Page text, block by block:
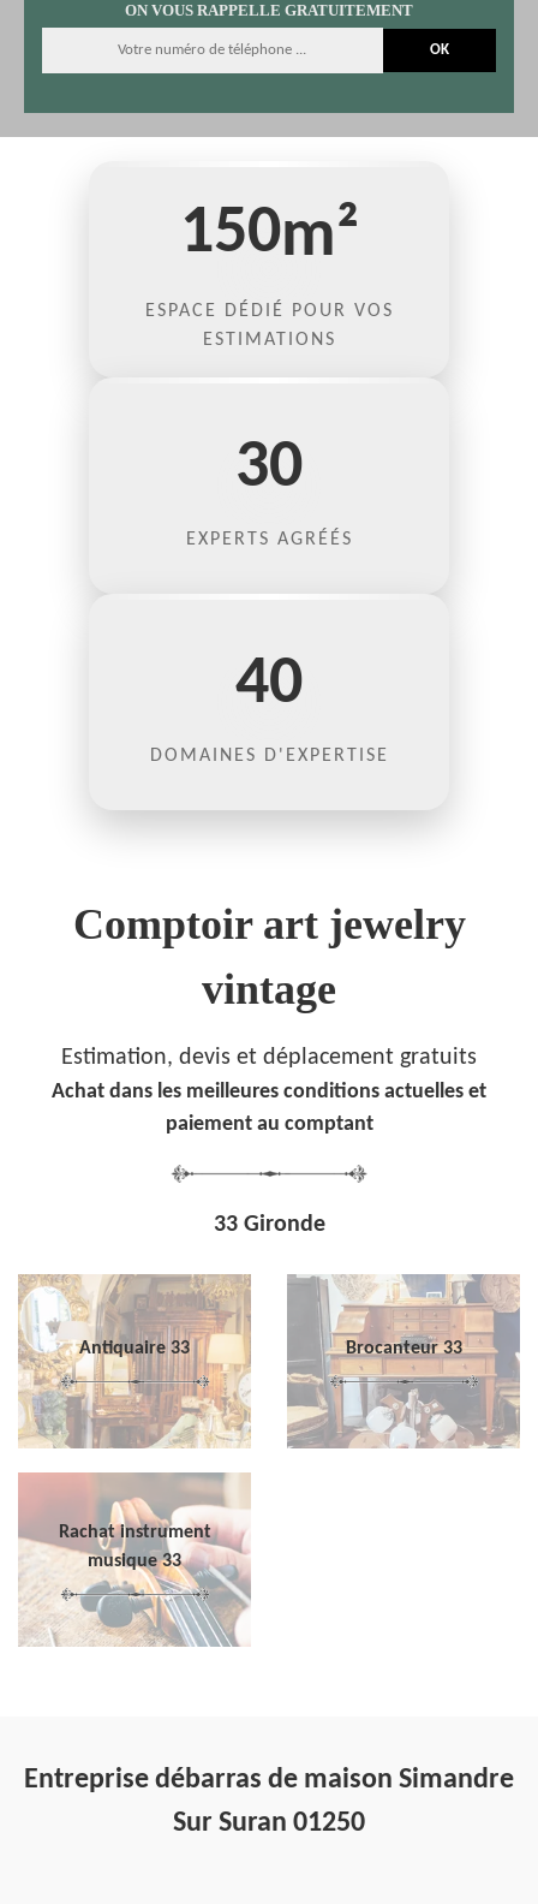
ON VOUS RAPPELLE GRATUITEMENT
150m²
ESPACE DÉDIÉ POUR VOS
ESTIMATIONS
30
EXPERTS AGRÉÉS
40
DOMAINES D'EXPERTISE
Comptoir art jewelry
vintage
Estimation, devis et déplacement gratuits
Achat dans les meilleures conditions actuelles et
paiement au comptant
33 Gironde
Antiquaire 33 Brocanteur 33
Rachat instrument
musique 33
Entreprise débarras de maison Simandre
Sur Suran 01250